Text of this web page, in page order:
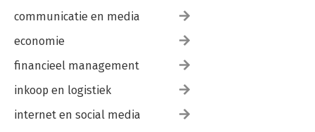
communicatie en media
economie
financieel management
inkoop en logistiek
internet en social media